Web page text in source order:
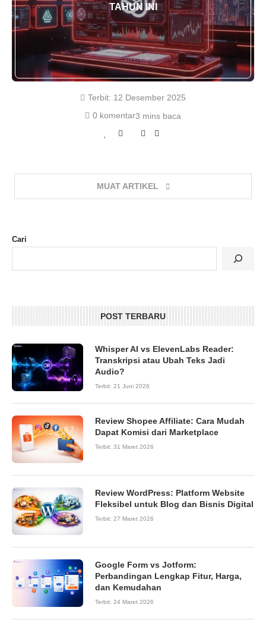
TAHUN INI
Terbit: 12 Desember 2025
0 komentar3 mins baca
MUAT ARTIKEL
Cari
POST TERBARU
Whisper AI vs ElevenLabs Reader:
Transkripsi atau Ubah Teks Jadi
Audio?
Terbit: 21 Juni 2026
8.7
Review Shopee Affiliate: Cara Mudah
Dapat Komisi dari Marketplace
Terbit: 31 Maret 2026
9.0
Review WordPress: Platform Website
Fleksibel untuk Blog dan Bisnis Digital
Terbit: 27 Maret 2026
Google Form vs Jotform:
Perbandingan Lengkap Fitur, Harga,
dan Kemudahan
Terbit: 24 Maret 2026